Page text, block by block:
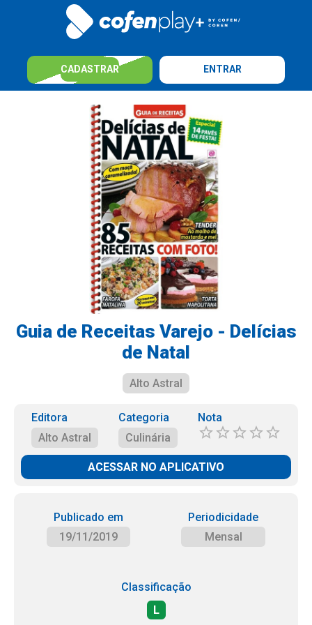
CADASTRAR ENTRAR
Guia de Receitas Varejo - Delícias
de Natal
Alto Astral
Editora
Alto Astral
Categoria
Culinária
Nota
ACESSAR NO APLICATIVO
Publicado em
19/11/2019
Periodicidade
Mensal
Classificação
L